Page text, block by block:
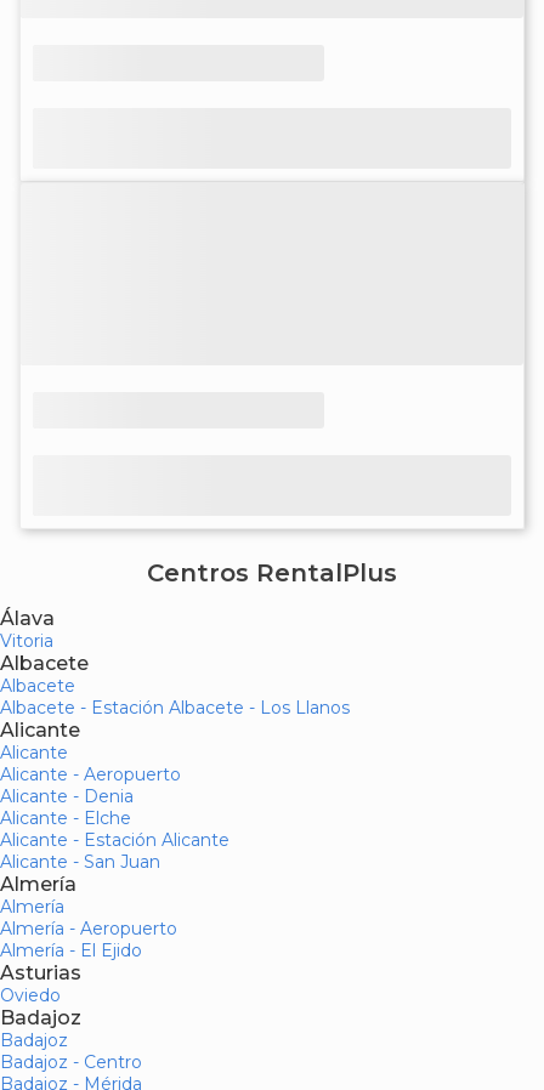
Centros RentalPlus
Álava
Vitoria
Albacete
Albacete
Albacete - Estación Albacete - Los Llanos
Alicante
Alicante
Alicante - Aeropuerto
Alicante - Denia
Alicante - Elche
Alicante - Estación Alicante
Alicante - San Juan
Almería
Almería
Almería - Aeropuerto
Almería - El Ejido
Asturias
Oviedo
Badajoz
Badajoz
Badajoz - Centro
Badajoz - Mérida